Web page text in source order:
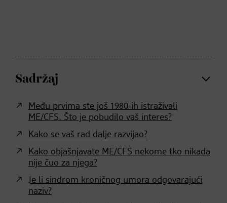
Sadržaj
Među prvima ste još 1980-ih istraživali
ME/CFS. Što je pobudilo vaš interes?
Kako se vaš rad dalje razvijao?
Kako objašnjavate ME/CFS nekome tko nikada
nije čuo za njega?
Je li sindrom kroničnog umora odgovarajući
naziv?